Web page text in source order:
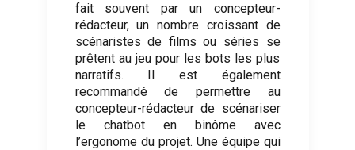
fait souvent par un concepteur-
rédacteur, un nombre croissant de
scénaristes de films ou séries se
prêtent au jeu pour les bots les plus
narratifs. Il est également
recommandé de permettre au
concepteur-rédacteur de scénariser
le chatbot en binôme avec
l’ergonome du projet. Une équipe qui